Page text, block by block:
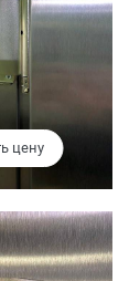
цену